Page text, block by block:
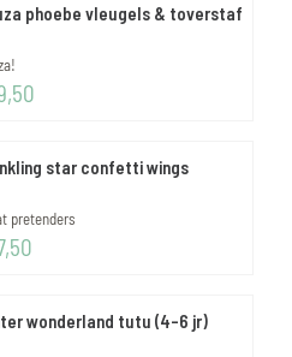
phoebe vleugels & toverstaf
19,50
star confetti wings
pretenders
17,50
wonderland tutu (4-6 jr)